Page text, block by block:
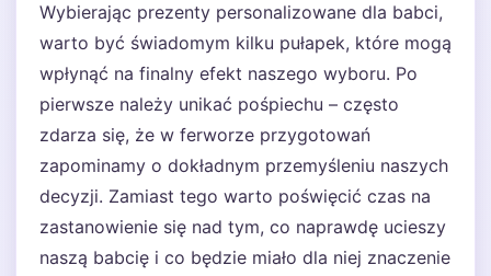
Wybierając prezenty personalizowane dla babci,
warto być świadomym kilku pułapek, które mogą
wpłynąć na finalny efekt naszego wyboru. Po
pierwsze należy unikać pośpiechu – często
zdarza się, że w ferworze przygotowań
zapominamy o dokładnym przemyśleniu naszych
decyzji. Zamiast tego warto poświęcić czas na
zastanowienie się nad tym, co naprawdę ucieszy
naszą babcię i co będzie miało dla niej znaczenie